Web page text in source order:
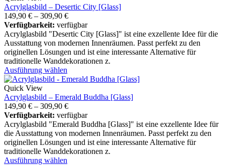
Acrylglasbild – Desertic City [Glass]
149,90 € – 309,90 €
Verfügbarkeit: verfügbar
Acrylglasbild "Desertic City [Glass]" ist eine exzellente Idee für die
Ausstattung von modernen Innenräumen. Passt perfekt zu den
originellen Lösungen und ist eine interessante Alternative für
traditionelle Wanddekorationen z.
Ausführung wählen
Quick View
Acrylglasbild – Emerald Buddha [Glass]
149,90 € – 309,90 €
Verfügbarkeit: verfügbar
Acrylglasbild "Emerald Buddha [Glass]" ist eine exzellente Idee für
die Ausstattung von modernen Innenräumen. Passt perfekt zu den
originellen Lösungen und ist eine interessante Alternative für
traditionelle Wanddekorationen z.
Ausführung wählen